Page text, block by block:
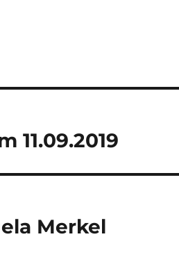
11.09.2019
Merkel